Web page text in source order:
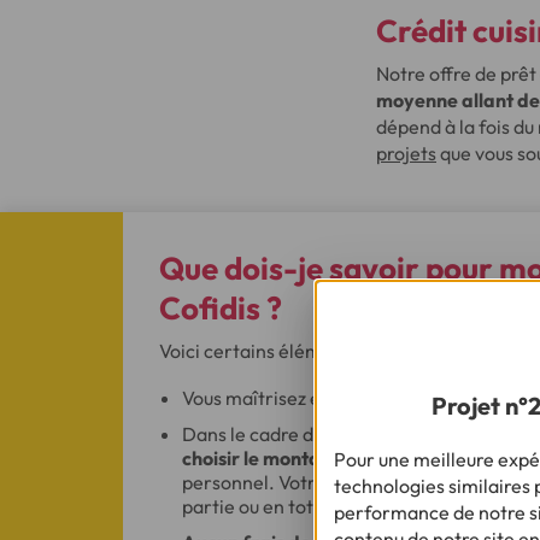
Crédit
Notre offre de
moyenne allant
dépend à la fois
projets que vous
Que dois-je savoirpour
Cofidis ?
Voici certains éléments à connaître dans le
Vous maîtrisez entièrement votre budget
Dans le cadre de votre financement de
choisir le montant de vos mensualités,
personnel. Votre crédit cuisine peut être
partie ou en totalité, conformément à la
Projet
Pour une meilleure
technologies similaires
performance de notre